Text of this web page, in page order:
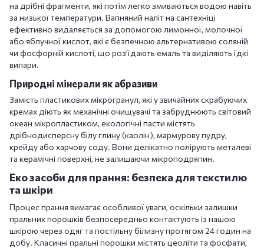
на дрібні фрагменти, які потім легко змиваються водою навіть
за низької температури. Вапняний наліт на сантехніці
ефективно видаляється за допомогою лимонної, молочної
або яблучної кислот, які є безпечною альтернативою соляній
чи фосфорній кислоті, що роз’їдають емаль та виділяють їдкі
випари.
Природні мінерали як абразиви
Замість пластикових мікрогранул, які у звичайних скрабуючих
кремах діють як механічні очищувачі та забруднюють світовий
океан мікропластиком, екологічні пасти містять
дрібнодисперсну білу глину (каолін), мармурову пудру,
крейду або харчову соду. Вони делікатно полірують металеві
та керамічні поверхні, не залишаючи мікроподряпин.
Еко засоби для прання: безпека для текстилю
та шкіри
Процес прання вимагає особливої уваги, оскільки залишки
пральних порошків безпосередньо контактують із нашою
шкірою через одяг та постільну білизну протягом 24 годин на
добу. Класичні пральні порошки містять цеоліти та фосфати,